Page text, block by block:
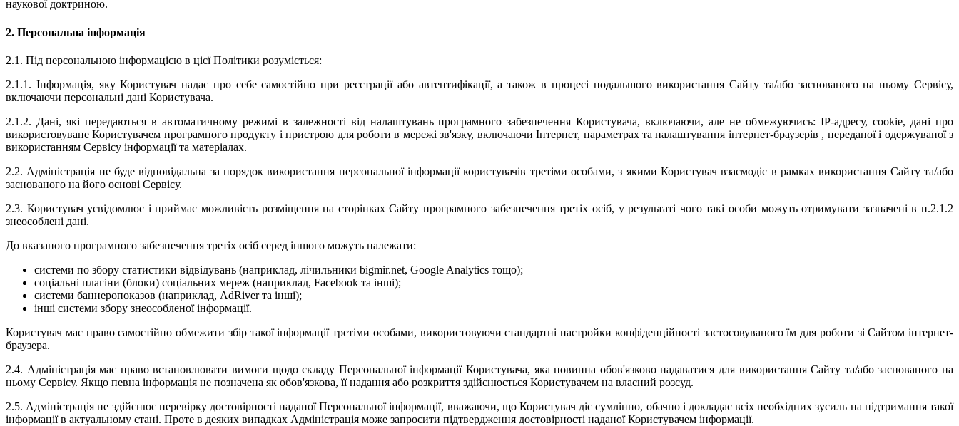
наукової доктриною.
2. Персональна інформація
2.1. Під персональною інформацією в цієї Політики розуміється:
2.1.1. Інформація, яку Користувач надає про себе самостійно при реєстрації або автентифікації, а також в процесі подальшого використання Сайту та/або заснованого на ньому Сервісу,
включаючи персональні дані Користувача.
2.1.2. Дані, які передаються в автоматичному режимі в залежності від налаштувань програмного забезпечення Користувача, включаючи, але не обмежуючись: IP-адресу, cookie, дані про
використовуване Користувачем програмного продукту і пристрою для роботи в мережі зв'язку, включаючи Інтернет, параметрах та налаштування інтернет-браузерів , переданої і одержуваної з
використанням Сервісу інформації та матеріалах.
2.2. Адміністрація не буде відповідальна за порядок використання персональної інформації користувачів третіми особами, з якими Користувач взаємодіє в рамках використання Сайту та/або
заснованого на його основі Сервісу.
2.3. Користувач усвідомлює і приймає можливість розміщення на сторінках Сайту програмного забезпечення третіх осіб, у результаті чого такі особи можуть отримувати зазначені в п.2.1.2
знеособлені дані.
До вказаного програмного забезпечення третіх осіб серед іншого можуть належати:
системи по збору статистики відвідувань (наприклад, лічильники bigmir.net, Google Analytics тощо);
соціальні плагіни (блоки) соціальних мереж (наприклад, Facebook та інші);
системи баннеропоказов (наприклад, AdRiver та інші);
інші системи збору знеособленої інформації.
Користувач має право самостійно обмежити збір такої інформації третіми особами, використовуючи стандартні настройки конфіденційності застосовуваного їм для роботи зі Сайтом інтернет-
браузера.
2.4. Адміністрація має право встановлювати вимоги щодо складу Персональної інформації Користувача, яка повинна обов'язково надаватися для використання Сайту та/або заснованого на
ньому Сервісу. Якщо певна інформація не позначена як обов'язкова, її надання або розкриття здійснюється Користувачем на власний розсуд.
2.5. Адміністрація не здійснює перевірку достовірності наданої Персональної інформації, вважаючи, що Користувач діє сумлінно, обачно і докладає всіх необхідних зусиль на підтримання такої
інформації в актуальному стані. Проте в деяких випадках Адміністрація може запросити підтвердження достовірності наданої Користувачем інформації.